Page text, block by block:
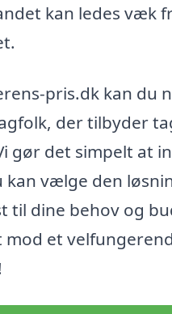
kan ledes væk
pris.dk kan du
der tilbyder
gør det simpelt at
kan vælge den
til dine behov og
et